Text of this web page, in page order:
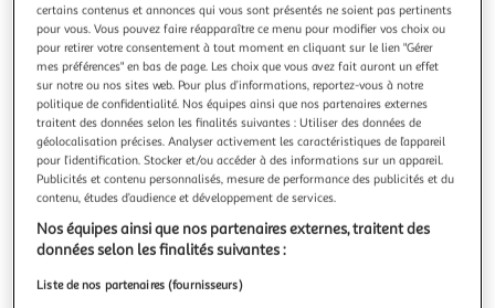
LINXOR
Lot de 3 sacs de recyclage réutilisables pour tri sélectif
- 160L
Ce lot de 3 sacs de recyclage Linxor est idéal pour vous
aider à faire le tri de vos déchets et vous faciliter le
recyclage des emballages en plastique (vert foncé), en verre
(vieux rose) et en papier/carton (vert clair). Réalisé en
polypropylène, chaque sac est solide et durable. Très
pratiques, le
En savoir +
Vendu parEGK Distribution
Livraison dès 3/4 jours
4,90€
Plus d'options
EGK Distribution
certains contenus et annonces qui vous sont présentés ne soient pas pertinents
pour vous. Vous pouvez faire réapparaître ce menu pour modifier vos choix ou
pour retirer votre consentement à tout moment en cliquant sur le lien "Gérer
mes préférences" en bas de page. Les choix que vous avez fait auront un effet
sur notre ou nos sites web. Pour plus d’informations, reportez-vous à notre
politique de confidentialité. Nos équipes ainsi que nos partenaires externes
traitent des données selon les finalités suivantes : Utiliser des données de
géolocalisation précises. Analyser activement les caractéristiques de l’appareil
pour l’identification. Stocker et/ou accéder à des informations sur un appareil.
Publicités et contenu personnalisés, mesure de performance des publicités et du
contenu, études d’audience et développement de services.
Nos équipes ainsi que nos partenaires externes, traitent des
données selon les finalités suivantes :
Liste de nos partenaires (fournisseurs)